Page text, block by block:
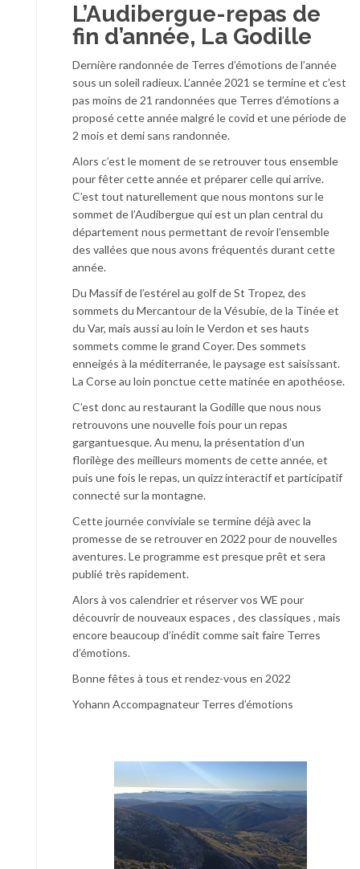
L’Audibergue-repas de
fin d’année, La Godille
Dernière randonnée de Terres d’émotions de l’année
sous un soleil radieux. L’année 2021 se termine et c’est
pas moins de 21 randonnées que Terres d’émotions a
proposé cette année malgré le covid et une période de
2 mois et demi sans randonnée.
Alors c’est le moment de se retrouver tous ensemble
pour fêter cette année et préparer celle qui arrive.
C’est tout naturellement que nous montons sur le
sommet de l’Audibergue qui est un plan central du
département nous permettant de revoir l’ensemble
des vallées que nous avons fréquentés durant cette
année.
Du Massif de l’estérel au golf de St Tropez, des
sommets du Mercantour de la Vésubie, de la Tinée et
du Var, mais aussi au loin le Verdon et ses hauts
sommets comme le grand Coyer. Des sommets
enneigés à la méditerranée, le paysage est saisissant.
La Corse au loin ponctue cette matinée en apothéose.
C’est donc au restaurant la Godille que nous nous
retrouvons une nouvelle fois pour un repas
gargantuesque. Au menu, la présentation d’un
florilège des meilleurs moments de cette année, et
puis une fois le repas, un quizz interactif et participatif
connecté sur la montagne.
Cette journée conviviale se termine déjà avec la
promesse de se retrouver en 2022 pour de nouvelles
aventures. Le programme est presque prêt et sera
publié très rapidement.
Alors à vos calendrier et réserver vos WE pour
découvrir de nouveaux espaces , des classiques , mais
encore beaucoup d’inédit comme sait faire Terres
d’émotions.
Bonne fêtes à tous et rendez-vous en 2022
Yohann Accompagnateur Terres d’émotions